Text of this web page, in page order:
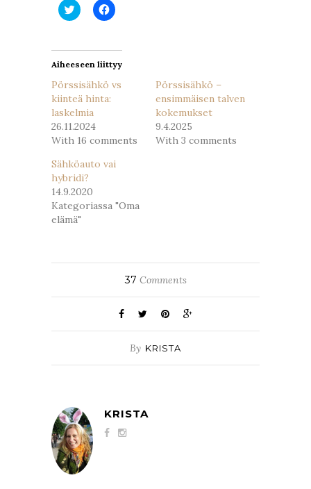
Jaa
Twitterissä(Avautuu
Jaa
Facebookissa(Avautuu
Aiheeseen liittyy
Pörssisähkö vs
kiinteä hinta:
laskelmia
26.11.2024
With 16 comments
Pörssisähkö –
ensimmäisen talven
kokemukset
9.4.2025
With 3 comments
Sähköauto vai
hybridi?
14.9.2020
Kategoriassa "Oma
elämä"
37 Comments
By KRISTA
KRISTA